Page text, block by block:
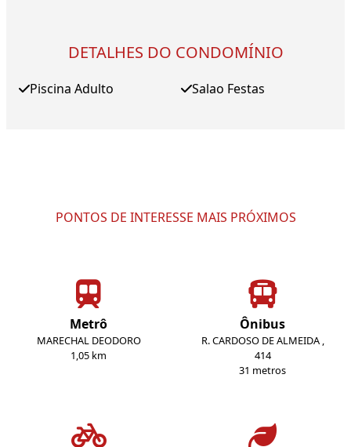
DETALHES DO CONDOMÍNIO
Piscina Adulto Salao Festas
PONTOS DE INTERESSE MAIS PRÓXIMOS
Metrô
MARECHAL DEODORO
1,05 km
Ônibus
R. CARDOSO DE ALMEIDA ,
414
31 metros